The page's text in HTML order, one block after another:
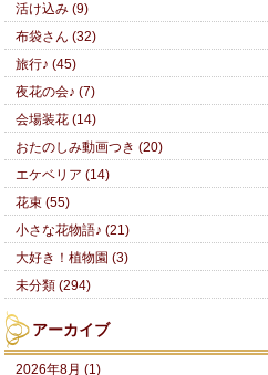
活け込み (9)
布袋さん (32)
旅行♪ (45)
夜花の会♪ (7)
会場装花 (14)
おたのしみ動画つき (20)
エケベリア (14)
花束 (55)
小さな花物語♪ (21)
大好き！植物園 (3)
未分類 (294)
アーカイブ
2026年8月 (1)